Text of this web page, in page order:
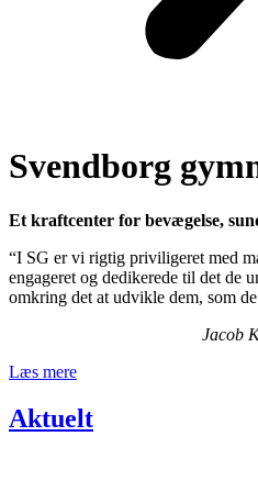
Svendborg
Et kraftcenter for bevægelse,
“I SG er vi rigtig priviligeret med
engageret og dedikerede til det de
omkring det at udvikle dem, som
Jacob
Læs mere
Aktuelt